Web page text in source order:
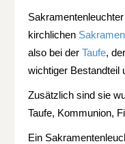
kirchlichen
also bei der Taufe, der
wichtiger Bestandteil
Zusätzlich sind sie
Taufe, Kommunion,
Ein